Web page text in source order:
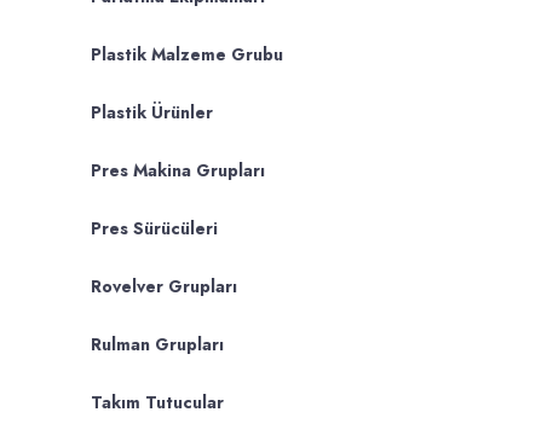
Plastik Malzeme Grubu
Plastik Ürünler
Pres Makina Grupları
Pres Sürücüleri
Rovelver Grupları
Rulman Grupları
Takım Tutucular